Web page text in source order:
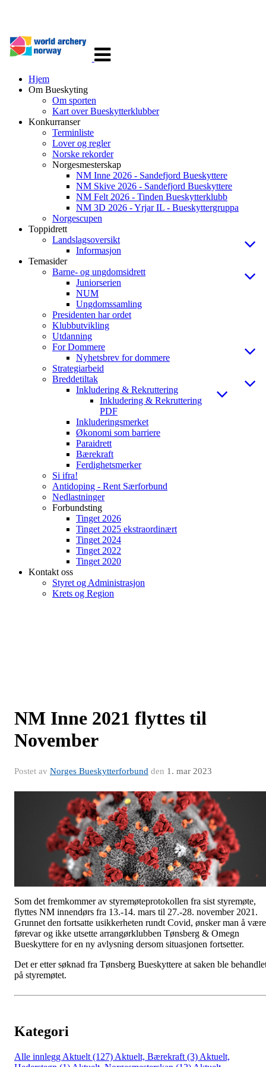
navigasjon
Hjem
Om Bueskyting
Om sporten
Kart over Bueskytterklubber
Konkurranser
Terminliste
Lover og regler
Norske rekorder
Norgesmesterskap
NM Inne 2026 - Sandefjord Bueskyttere
NM Skive 2026 - Sandefjord Bueskyttere
NM Felt 2026 - Tinden Bueskytterklubb
NM 3D 2026 - Yrjar IL - Bueskyttergruppa
Norgescupen
Toppidrett
Landslagsoversikt
Informasjon
Temasider
Barne- og ungdomsidrett
Juniorserien
NUM
Ungdomssamling
Presidenten har ordet
Klubbutvikling
Utdanning
For Dommere
Nyhetsbrev for dommere
Strategiarbeid
Breddetiltak
Inkludering & Rekruttering
Inkludering & Rekruttering
PDF
Inkluderingsmerket
Økonomi som barriere
Paraidrett
Bærekraft
Ferdighetsmerker
Si ifra!
Antidoping - Rent Særforbund
Nedlastninger
Forbundsting
Tinget 2026
Tinget 2025 ekstraordinært
Tinget 2024
Tinget 2022
Tinget 2020
Kontakt oss
Styret og Administrasjon
Krets og Region
NM Inne 2021 flyttes til
November
Postet av Norges Bueskytterforbund den 1. mar 2023
Som det fremkommer av styremøteprotokollen fra sist styremøte,
flyttes NM innendørs fra 13.-14. mars til 27.-28. november 2021.
Grunnet den fortsatte usikkerheten rundt Covid, ønsker man å være
førevar og ikke utsette arrangørklubben Tønsberg & Omegn
Bueskyttere for en ny avlysning dersom situasjonen fortsetter.
Det er etter søknad fra Tønsberg Bueskyttere at saken ble
på styremøtet.
Kategori
Alle innlegg Aktuelt (127) Aktuelt, Bærekraft (3) Aktuelt,